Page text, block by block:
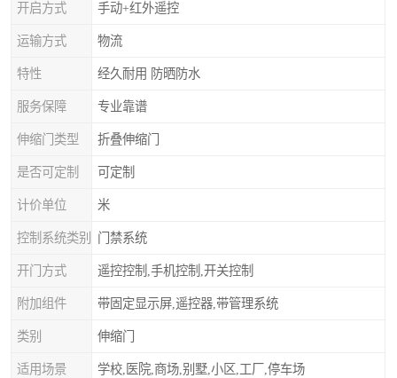
开启方式 手动+红外遥控
运输方式 物流
特性 经久耐用 防晒防水
服务保障 专业靠谱
伸缩门类型 折叠伸缩门
是否可定制 可定制
计价单位 米
控制系统类别 门禁系统
开门方式 遥控控制,手机控制,开关控制
附加组件 带固定显示屏,遥控器,带管理系统
类别 伸缩门
适用场景 学校,医院,商场,别墅,小区,工厂,停车场